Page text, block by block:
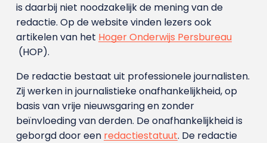
is daarbij niet noodzakelijk de mening van de
redactie. Op de website vinden lezers ook
artikelen van het Hoger Onderwijs Persbureau
(HOP).
De redactie bestaat uit professionele journalisten.
Zij werken in journalistieke onafhankelijkheid, op
basis van vrije nieuwsgaring en zonder
beïnvloeding van derden. De onafhankelijkheid is
geborgd door een redactiestatuut. De redactie